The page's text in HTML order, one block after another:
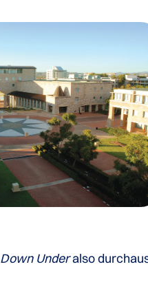
Down Underalso